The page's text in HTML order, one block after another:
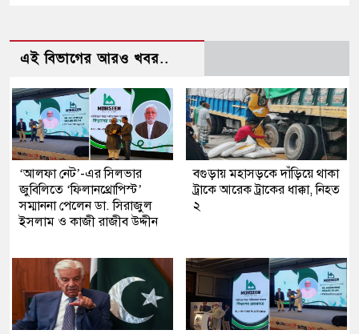
এই বিভাগের আরও খবর..
‘আলফা নেট’-এর সিলভার
জুবিলিতে ‘ফিলানথ্রোপিস্ট’
সম্মাননা পেলেন ডা. সিরাজুল
ইসলাম ও কাজী রাজীব উদ্দীন
বগুড়ায় মহাসড়কে দাঁড়িয়ে থাকা
ট্রাকে আরেক ট্রাকের ধাক্কা, নিহত
২